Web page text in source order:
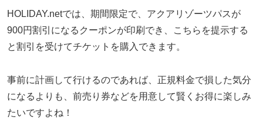
HOLIDAY.netでは、期間限定で、アクアリゾーツパスが
900円割引になるクーポンが印刷でき、こちらを提示する
と割引を受けてチケットを購入できます。
事前に計画して行けるのであれば、正規料金で損した気分
になるよりも、前売り券などを用意して賢くお得に楽しみ
たいですよね！